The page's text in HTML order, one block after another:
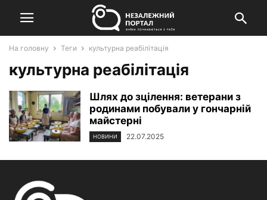
На головну Теги культурна реабілітація
культурна реабілітація
Шлях до зцілення: ветерани з
родинами побували у гончарній
майстерні
НОВИНИ 22.07.2025